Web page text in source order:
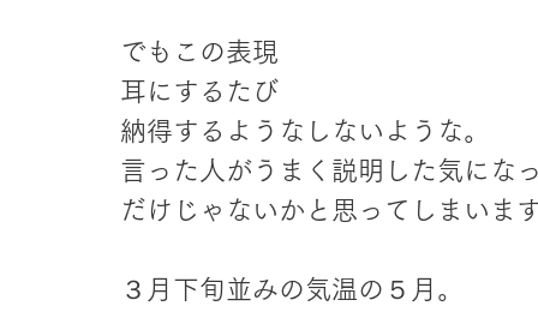
でもこの表現
耳にするたび
納得するようなしないような。
言った人がうまく説明した気にな
だけじゃないかと思ってしまいます
３月下旬並みの気温の５月。